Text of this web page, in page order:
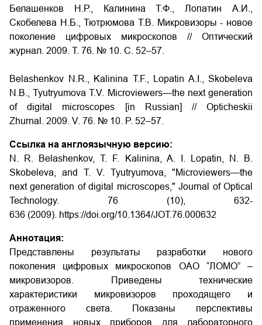
Белашенков Н.Р., Калинина Т.Ф., Лопатин А.И.,
Скобелева Н.Б., Тютрюмова Т.В. Микровизоры - новое
поколение цифровых микроскопов // Оптический
журнал. 2009. Т. 76. № 10. С. 52–57.
Belashenkov N.R., Kalinina T.F., Lopatin A.I., Skobeleva
N.B., Tyutryumova T.V. Microviewers—the next generation
of digital microscopes [in Russian] // Opticheskii
Zhurnal. 2009. V. 76. № 10. P. 52–57.
Ссылка на англоязычную версию:
N. R. Belashenkov, T. F. Kalinina, A. I. Lopatin, N. B.
Skobeleva, and T. V. Tyutryumova, "Microviewers—the
next generation of digital microscopes," Journal of Optical
Technology. 76 (10), 632-
636 (2009). https://doi.org/10.1364/JOT.76.000632
Аннотация:
Представлены результаты разработки нового
поколения цифровых микроскопов ОАО “ЛОМО” –
микровизоров. Приведены технические
характеристики микровизоров проходящего и
отраженного света. Показаны перспективы
применения новых приборов для лабораторного